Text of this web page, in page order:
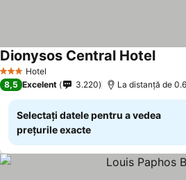
3 SteleHotel
Dionysos Central Hotel
8,5 Excelent 3.220 La distanță de
Selectați datele pentru a vedea
prețurile exacte